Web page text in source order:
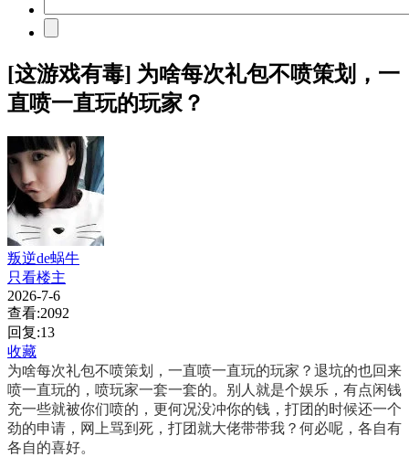
[这游戏有毒] 为啥每次礼包不喷策划，一
直喷一直玩的玩家？
叛逆de蜗牛
只看楼主
2026-7-6
查看:2092
回复:13
收藏
为啥每次礼包不喷策划，一直喷一直玩的玩家？退坑的也回来
喷一直玩的，喷玩家一套一套的。别人就是个娱乐，有点闲钱
充一些就被你们喷的，更何况没冲你的钱，打团的时候还一个
劲的申请，网上骂到死，打团就大佬带带我？何必呢，各自有
各自的喜好。